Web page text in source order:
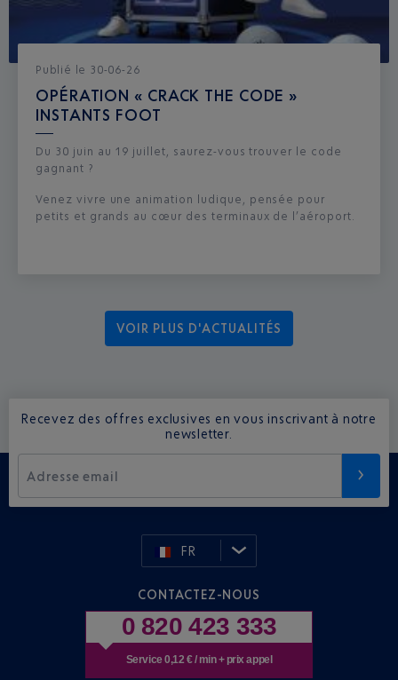
Publié le 30-06-26
OPÉRATION « CRACK THE CODE »
INSTANTS FOOT
Du 30 juin au 19 juillet, saurez-vous trouver le code
gagnant ?
Venez vivre une animation ludique, pensée pour
petits et grands au cœur des terminaux de l’aéroport.
VOIR PLUS D'ACTUALITÉS
Recevez des offres exclusives en vous inscrivant à notre
newsletter.
Adresse email
FR
CONTACTEZ-NOUS
0 820 423 333
Service 0,12 € / min + prix appel